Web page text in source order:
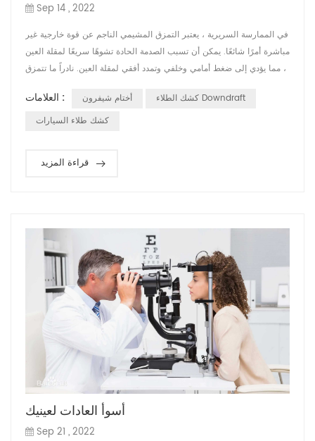
Sep 14 , 2022
في الممارسة السريرية ، يعتبر التمزق المشيمي الناجم عن قوة خارجية غير
مباشرة أمرًا شائعًا. يمكن أن تسبب الصدمة الحادة تشوهًا سريعًا لمقلة العين
، مما يؤدي إلى ضغط أمامي وخلفي وتمدد أفقي لمقلة العين. نادراً ما تتمزق
الخالي من الرصاص وغشاء بروس والشعيرات الدموية المشيمية يسهل
العلامات : أختام شيفرون
كشك الطلاء Downdraft
كشك طلاء السيارات
قراءة المزيد
أسوأ العادات لعينيك
Sep 21 , 2022